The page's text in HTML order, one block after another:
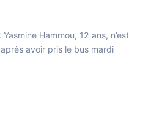
Yasmine Hammou, 12 ans, n’est
avoir pris le bus mardi